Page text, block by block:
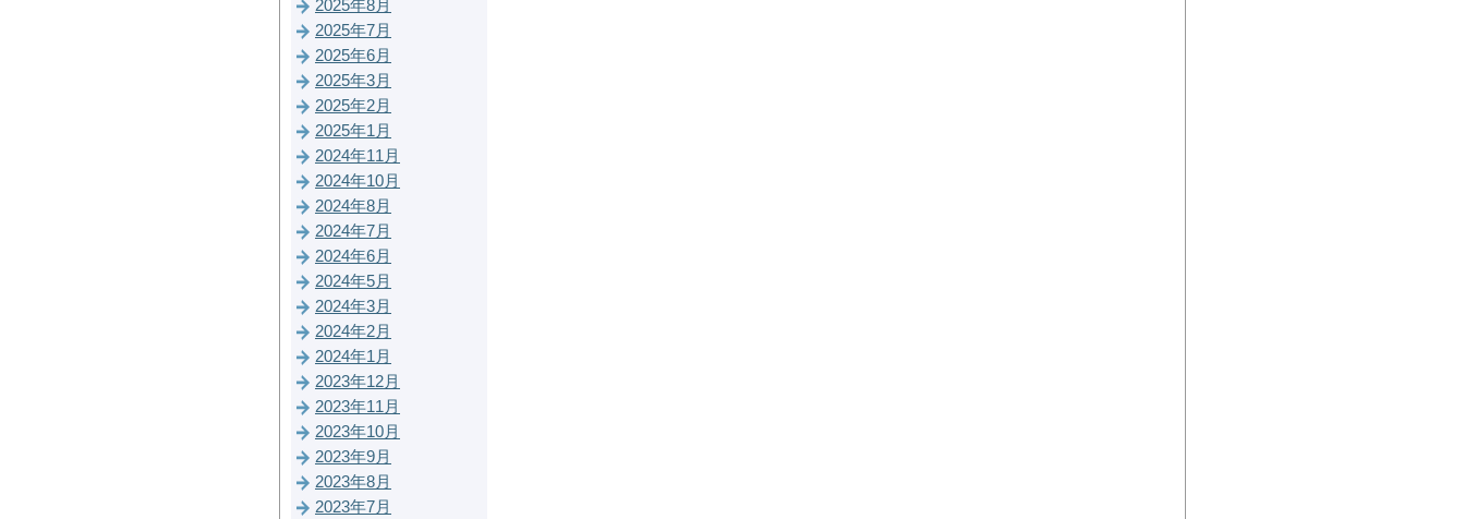
2025年8月
2025年7月
2025年6月
2025年3月
2025年2月
2025年1月
2024年11月
2024年10月
2024年8月
2024年7月
2024年6月
2024年5月
2024年3月
2024年2月
2024年1月
2023年12月
2023年11月
2023年10月
2023年9月
2023年8月
2023年7月